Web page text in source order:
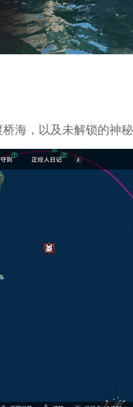
，以及未解锁的神